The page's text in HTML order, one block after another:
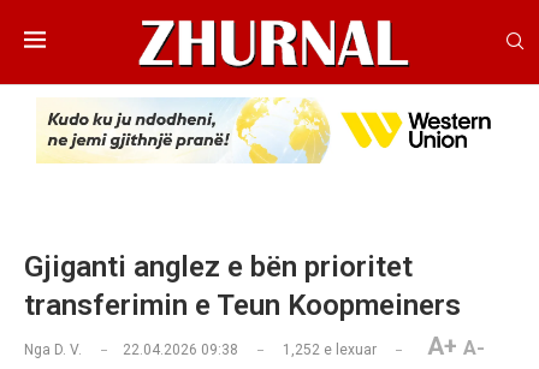
Gjiganti anglez e bën prioritet
transferimin e Teun Koopmeiners
Nga D. V. 22.04.2026 09:38 1,252 e lexuar A+ A-